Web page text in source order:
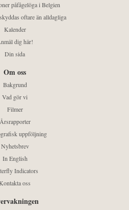
påfågelöga i Belgien
oftare än alldagliga
Kalender
dig här!
Din sida
Om oss
Bakgrund
Vad gör vi
Filmer
Årsrapporter
uppföljning
Nyhetsbrev
In English
Indicators
oss